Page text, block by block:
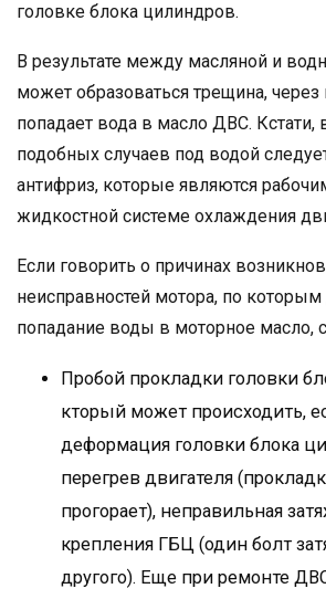
головке блока цилиндров.
В результате между масляной и
может образоваться трещина,
попадает вода в масло ДВС. Кстати,
подобных случаев под водой
антифриз, которые являются
жидкостной системе охлаждения
Если говорить о причинах
неисправностей мотора, по
попадание воды в моторное масло,
Пробой прокладки головки
кторый может происходить,
деформация головки блока
перегрев двигателя
прогорает), неправильная
крепления ГБЦ (один болт
другого). Еще при ремонте